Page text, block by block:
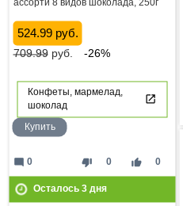
ассорти 8 видов шоколада, 250г
524.99 руб.
709.99руб. -26%
Конфеты, мармелад,
шоколад
Купить
thumb_down 0 thumb_up 0
mode_comment 0
Осталось 3дня